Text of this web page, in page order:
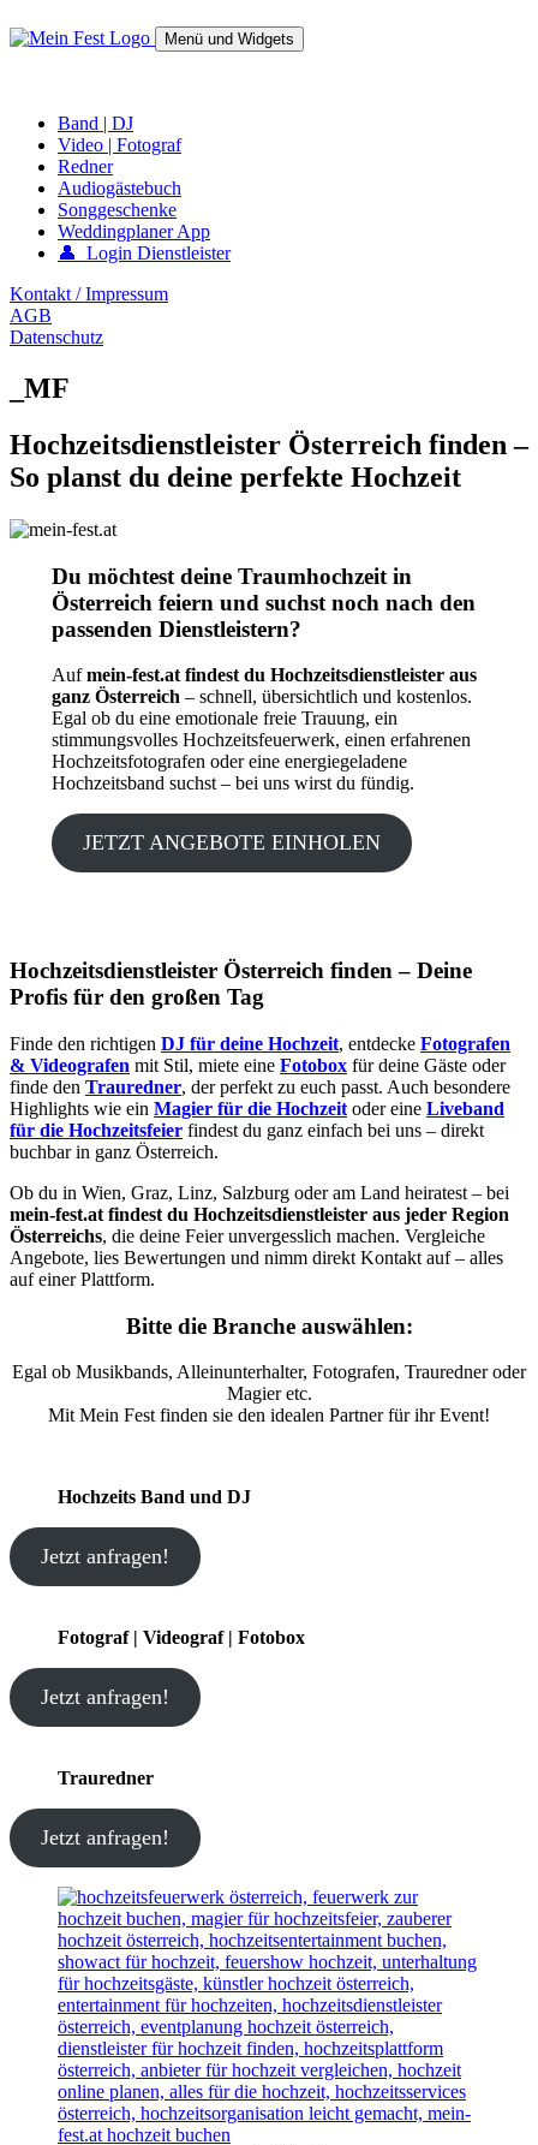
zum
Menü und Widgets
Band | DJ
Video | Fotograf
Redner
Audiogästebuch
Songgeschenke
Weddingplaner App
👤 Login Dienstleister
Kontakt / Impressum
AGB
Datenschutz
_MF
Hochzeitsdienstleister Österreich finden –
So planst du deine perfekte Hochzeit
Du möchtest deine Traumhochzeit in
Österreich feiern und suchst noch nach den
passenden Dienstleistern?
Aufmein-fest.at findest du Hochzeitsdienstleister aus
ganz Österreich– schnell, übersichtlich und kostenlos.
Egal ob du eine emotionale freie Trauung, ein
stimmungsvolles Hochzeitsfeuerwerk, einen erfahrenen
Hochzeitsfotografen oder eine energiegeladene
Hochzeitsband suchst – bei uns wirst du fündig.
JETZT ANGEBOTE EINHOLEN
Hochzeitsdienstleister Österreich finden – Deine
Profis für den großen Tag
Finde den richtigen DJ für deine Hochzeit, entdecke Fotografen
& Videografen mit Stil, miete eine Fotobox für deine Gäste oder
finde den Trauredner, der perfekt zu euch passt. Auch besondere
Highlights wie ein Magier für die Hochzeit oder eine Liveband
für die Hochzeitsfeier findest du ganz einfach bei uns – direkt
buchbar in ganz Österreich.
Ob du in Wien, Graz, Linz, Salzburg oder am Land heiratest – bei
mein-fest.at findest du Hochzeitsdienstleister aus jeder Region
Österreichs, die deine Feier unvergesslich machen. Vergleiche
Angebote, lies Bewertungen und nimm direkt Kontakt auf – alles
auf einer Plattform.
Bitte die Branche auswählen:
Egal ob Musikbands, Alleinunterhalter, Fotografen, Trauredner oder
Magier etc.
Mit Mein Fest finden sie den idealen Partner für ihr Event!
Hochzeits Band und DJ
Jetzt anfragen!
Fotograf | Videograf | Fotobox
Jetzt anfragen!
Trauredner
Jetzt anfragen!